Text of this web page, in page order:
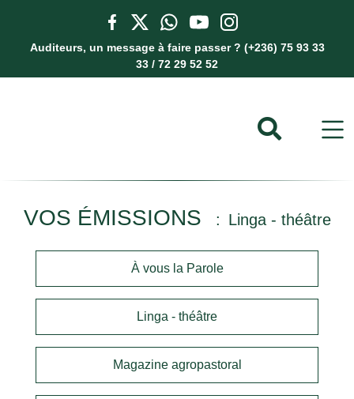
Auditeurs, un message à faire passer ? (+236) 75 93 33
33 / 72 29 52 52
VOS ÉMISSIONS Linga - théâtre
À vous la Parole
Linga - théâtre
Magazine agropastoral